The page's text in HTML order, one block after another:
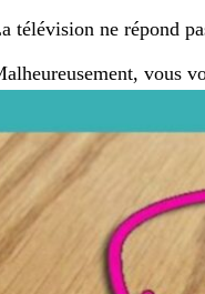
télévision ne répond
vous